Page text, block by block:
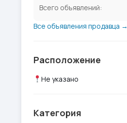
Всего объявлений:
Все объявления продавца →
Расположение
Не указано
Категория